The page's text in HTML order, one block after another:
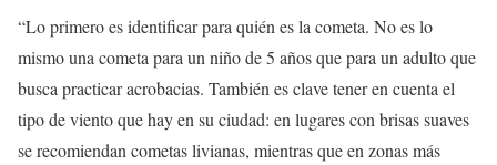
“Lo primero es identificar para quién es la cometa. No es lo
mismo una cometa para un niño de 5 años que para un adulto que
busca practicar acrobacias. También es clave tener en cuenta el
tipo de viento que hay en su ciudad: en lugares con brisas suaves
se recomiendan cometas livianas, mientras que en zonas más